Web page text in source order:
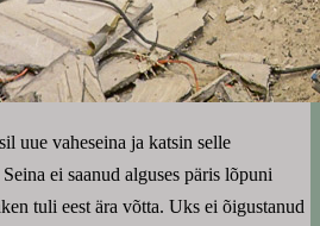
uue vaheseina ja katsin selle
ei saanud alguses päris lõpuni
tuli eest ära võtta. Uks ei õigustanud